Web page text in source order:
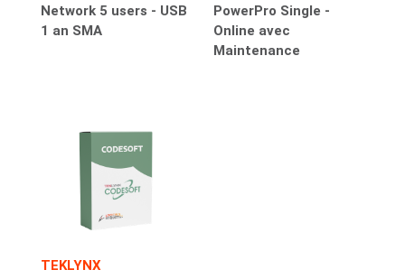
Network 5 users - USB
1 an SMA
PowerPro Single -
Online avec
Maintenance
TEKLYNX